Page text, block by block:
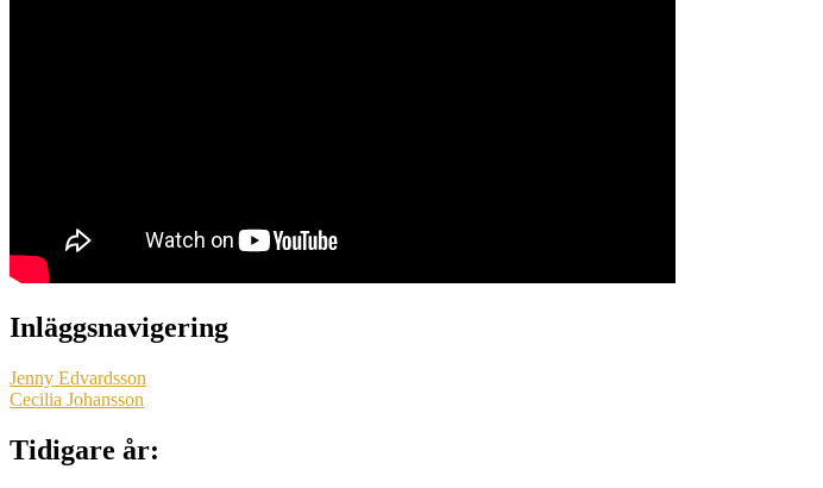
Inläggsnavigering
Jenny Edvardsson
Cecilia Johansson
Tidigare år: